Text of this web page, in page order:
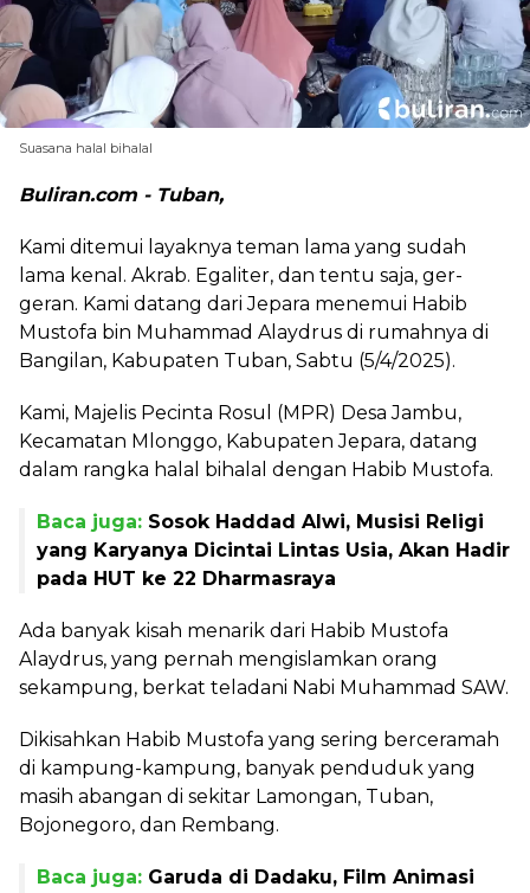
Suasana halal bihalal
Buliran.com - Tuban,
Kami ditemui layaknya teman lama yang sudah
lama kenal. Akrab. Egaliter, dan tentu saja, ger-
geran. Kami datang dari Jepara menemui Habib
Mustofa bin Muhammad Alaydrus di rumahnya di
Bangilan, Kabupaten Tuban, Sabtu (5/4/2025).
Kami, Majelis Pecinta Rosul (MPR) Desa Jambu,
Kecamatan Mlonggo, Kabupaten Jepara, datang
dalam rangka halal bihalal dengan Habib Mustofa.
Baca juga: Sosok Haddad Alwi, Musisi Religi
yang Karyanya Dicintai Lintas Usia, Akan Hadir
pada HUT ke 22 Dharmasraya
Ada banyak kisah menarik dari Habib Mustofa
Alaydrus, yang pernah mengislamkan orang
sekampung, berkat teladani Nabi Muhammad SAW.
Dikisahkan Habib Mustofa yang sering berceramah
di kampung-kampung, banyak penduduk yang
masih abangan di sekitar Lamongan, Tuban,
Bojonegoro, dan Rembang.
Baca juga: Garuda di Dadaku, Film Animasi